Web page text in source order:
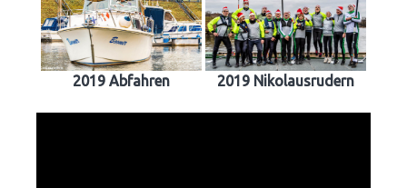
2019 Abfahren 2019 Nikolausrudern